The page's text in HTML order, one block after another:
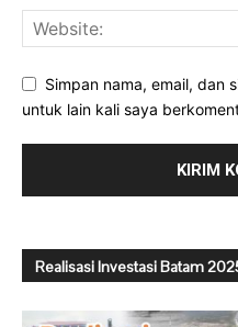
Simpan nama, email, dan
untuk lain kali saya
Realisasi Investasi Batam